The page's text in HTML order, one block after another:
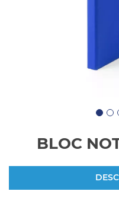
BLOC